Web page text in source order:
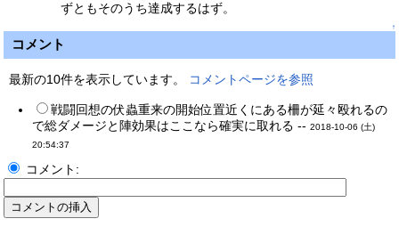
ずともそのうち達成するはず。
↑
コメント
最新の10件を表示しています。 コメントページを参照
戦闘回想の伏蟲重来の開始位置近くにある柵が延々殴れるの
で総ダメージと陣効果はここなら確実に取れる --2018-10-06 (土)
20:54:37
コメント: